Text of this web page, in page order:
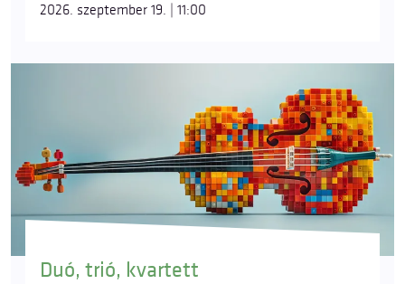
2026. szeptember 19. | 11:00
Duó, trió, kvartett